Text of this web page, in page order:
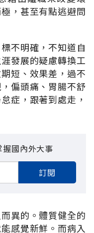
，甚至有點逃避問
不明確，不知道自
發展的疑慮轉換工
短、效果差，過不
偏頭痛、胃腸不舒
症，跟著到處走，
國內外大事
訂閱
異的。體質健全的
感覺新鮮。而病入